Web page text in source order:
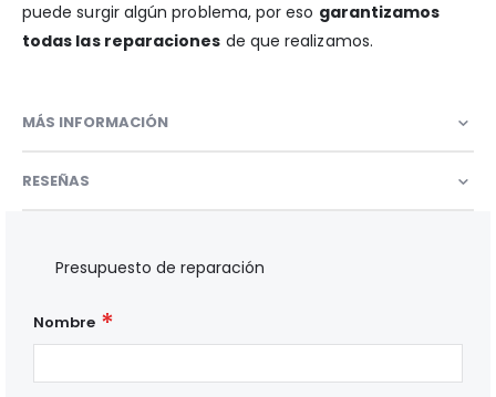
puede surgir algún problema, por eso garantizamos
todas las reparaciones de que realizamos.
MÁS INFORMACIÓN
RESEÑAS
Presupuesto de reparación
Nombre